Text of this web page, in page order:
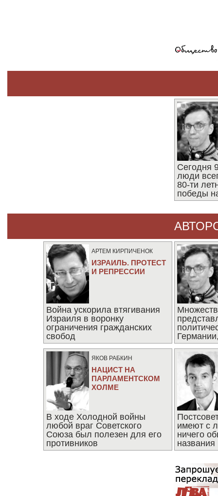
Сегодня
люди
80-ти
победы
АРТЕМ КИРПИЧЕНОК
ИЗРАИЛЬ. ПРОТЕСТ
И РЕПРЕССИИ
Война ускорила втягивания
Израиля в воронку
ограничения гражданских
свобод
ЯКОВ РАБКИН
НАЦИСТ НА
ПАРЛАМЕНТСКОМ
ХОЛМЕ
В ходе Холодной войны
любой враг Советского
Союза был полезен для его
противников
имеют с
ничего
названия